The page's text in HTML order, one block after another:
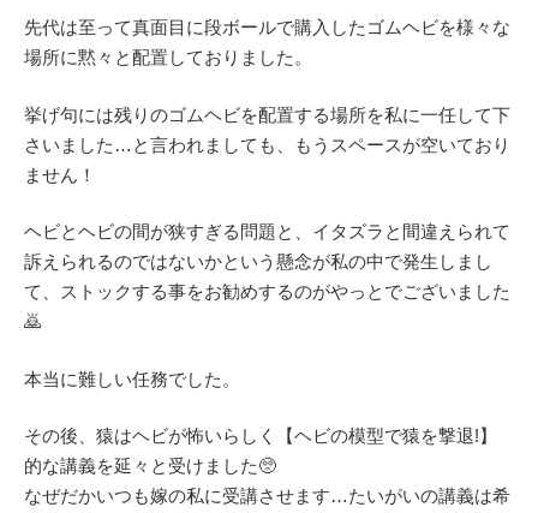
先代は至って真面目に段ボールで購入したゴムヘビを様々な
場所に黙々と配置しておりました。
挙げ句には残りのゴムヘビを配置する場所を私に一任して下
さいました…と言われましても、もうスペースが空いており
ません！
ヘビとヘビの間が狭すぎる問題と、イタズラと間違えられて
訴えられるのではないかという懸念が私の中で発生しまし
て、ストックする事をお勧めするのがやっとでございました
🙇
本当に難しい任務でした。
その後、猿はヘビが怖いらしく【ヘビの模型で猿を撃退!】
的な講義を延々と受けました🥺
なぜだかいつも嫁の私に受講させます…たいがいの講義は希